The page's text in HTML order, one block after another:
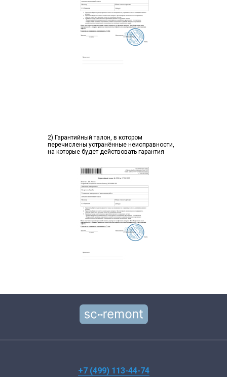
2) Гарантийный талон, в котором
перечислены устранённые неисправности,
на которые будет действовать гарантия
+7 (499) 113-44-74